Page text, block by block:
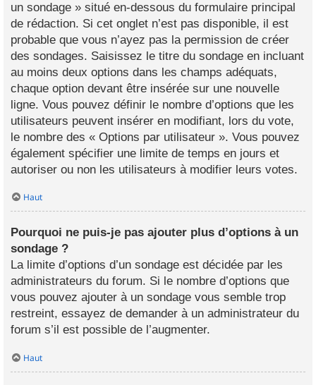
un sondage » situé en-dessous du formulaire principal
de rédaction. Si cet onglet n’est pas disponible, il est
probable que vous n’ayez pas la permission de créer
des sondages. Saisissez le titre du sondage en incluant
au moins deux options dans les champs adéquats,
chaque option devant être insérée sur une nouvelle
ligne. Vous pouvez définir le nombre d’options que les
utilisateurs peuvent insérer en modifiant, lors du vote,
le nombre des « Options par utilisateur ». Vous pouvez
également spécifier une limite de temps en jours et
autoriser ou non les utilisateurs à modifier leurs votes.
Haut
Pourquoi ne puis-je pas ajouter plus d’options à un
sondage ?
La limite d’options d’un sondage est décidée par les
administrateurs du forum. Si le nombre d’options que
vous pouvez ajouter à un sondage vous semble trop
restreint, essayez de demander à un administrateur du
forum s’il est possible de l’augmenter.
Haut